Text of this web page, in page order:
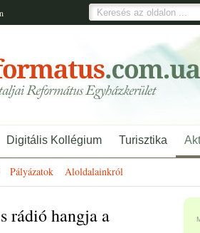
Digitális Kollégium Turisztika
Pályázatok Aloldalainkról
rádió hangja a